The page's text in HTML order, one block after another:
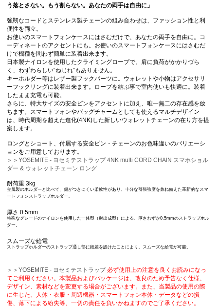
う落とさない。もう割らない。あなたの両手は自由に」
強靭なコードとステンレス製チェーンの組み合わせは、ファッション性と利
便性を両立。
お使いのスマートフォンケースにはさむだけで、あなたの両手を自由に。コ
ーディネートのアクセントにも。お使いのスマートフォンケースにはさむだ
けで機種を問わず簡単に装着出来ます。
日本製ナイロンを使用したクライミングロープで、肩に負荷がかかりづら
く、わずわらしい“ねじれ”もありません。
キーホルダー等はレザー製フックパーツに。ウォレットや小物はアクセサリ
ーフックリングに装着出来ます。ロープを結ぶ事で室内使いも快適に。装着
したまま充電も可能。
さらに、特大サイズの安全ピンをアクセントに加え、唯一無二の存在感を放
ちます。スマートフォンやバッグチャームとしても使えるマルチデザイン
は、時代周期を超えた進化(4NK)した新しいウォレットチェーンの在り方を提
案します。
ロングとショート、付属する安全ピン・チェーンのお色味違いのバリエーシ
ョンをご用意しております。
＞＞YOSEMITE - ヨセミテストラップ 4NK multi CORD CHAIN スマホショル
ダー & ウォレットチェーン ロング
耐荷重 3kg
金属製のホルダーと比べて、傷がつきにくい柔軟性があり、十分な引張強度を兼ね備えた革新的なスマ
ートフォンストラップホルダー。
厚さ 0.5mm
特殊なグレードのナイロンを使用した一体型（射出成型）による、厚さわずか0.5mmのストラップホル
ダー。
スムーズな給電
ストラップホルダーのストラップ通し部に段差を設けたことにより、スムーズな給電が可能。
＞＞YOSEMITE - ヨセミテストラップ 必ず使用上の注意を良くお読みになっ
てご利用ください。本製品およびパッケージは、改良のため予告なく仕様、
デザイン、素材などを変更する場合がございます。また、当製品の使用の際
に生じた、人体・衣服・周辺機器・スマートフォン本体・データなどの損
傷、落下による紛失等、一切の責任を負いかねますのでご了承ください。